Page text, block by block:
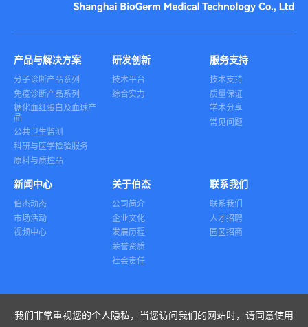
我们非常重视您的个人隐私，当您访问我们的网站时，请同意使用
产品与解决方案
分子诊断产品系列
免疫诊断产品系列
糖化血红蛋白及血球产
品
公共卫生监测
科研与医学检验服务
原料与质控品
研发创新
技术平台
综合实力
服务支持
技术支持
质量保证
学术分享
常见问题
新闻中心
伯杰动态
市场活动
视频中心
关于伯杰
公司简介
企业文化
发展历程
荣誉资质
社会责任
联系我们
联系我们
人才招聘
园区招商
友情链接